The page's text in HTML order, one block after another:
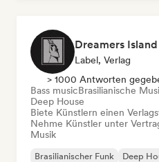
Dreamers
Label, Verlag
> 1000 Antworten
Bass musicBrasilianische
Deep House
Biete Künstlern einen
Nehme Künstler unter
Musik
Brasilianischer Funk Deep